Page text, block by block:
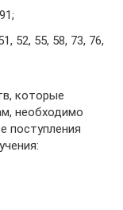
52, 55, 58, 73, 76,
которые
необходимо
поступления